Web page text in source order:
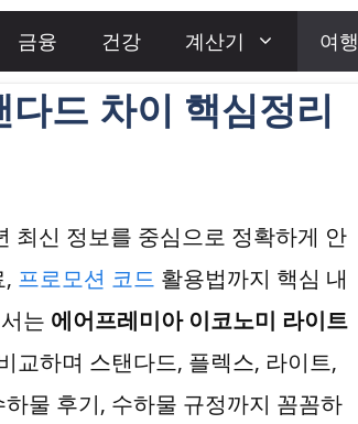
금융 건강 계산기 여행
드 차이 핵심정리
최신 정보를 중심으로 정확하게 안
프로모션 코드 활용법까지 핵심 내
는 에어프레미아 이코노미 라이트
교하며 스탠다드, 플렉스, 라이트,
물 후기, 수하물 규정까지 꼼꼼하